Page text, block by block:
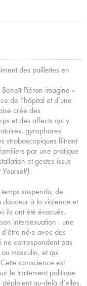
des paillettes en
Piéron imagine «
de l’hôpital et d’une
crée des
et des affects qui y
gyrophares
stroboscopiques filtrant
par une pratique
et gestes issus
.
suspendu, de
douceur à la violence et
ils ont été évacués.
intersexuation : une
né·e avec des
ne correspondent pas
masculin, et qui
conscience est
le traitement politique
au-delà d’elles.